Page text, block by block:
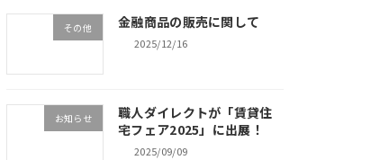
その他 金融商品の販売に関して
2025/12/16
お知らせ
職人ダイレクトが「賃貸住
宅フェア2025」に出展！
2025/09/09